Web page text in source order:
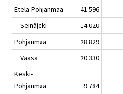
Etelä-Pohjanmaa 41 596
Seinäjoki
14 020
Pohjanmaa
28 829
Vaasa
20 330
Keski-
Pohjanmaa
9 784